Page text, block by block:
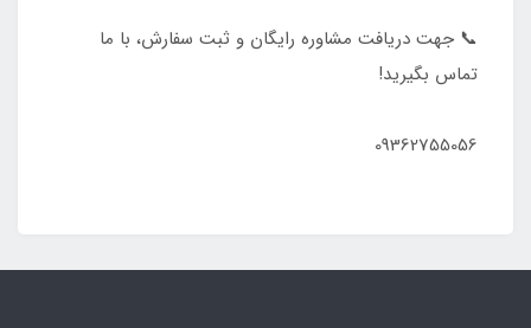
📞 جهت دریافت مشاوره رایگان و ثبت سفارش، با ما
تماس بگیرید!
09362755056